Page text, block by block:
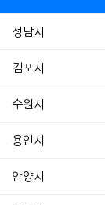
성남시
김포시
수원시
용인시
안양시